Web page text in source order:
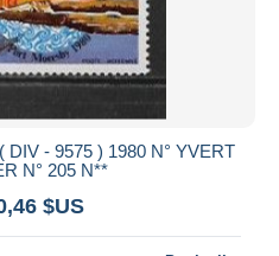
- 9575 ) 1980 N° YVERT
N° 205 N**
$US